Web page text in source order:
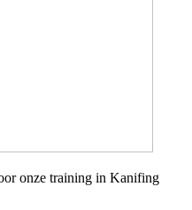
onze training in Kanifing